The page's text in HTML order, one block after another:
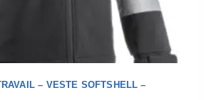
– VESTE SOFTSHELL –